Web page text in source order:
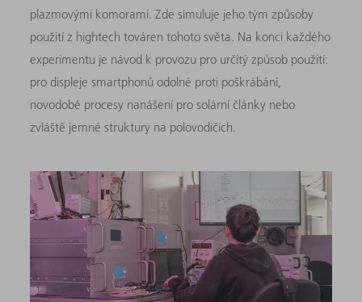
plazmovými komorami. Zde simuluje jeho tým způsoby
použití z hightech továren tohoto světa. Na konci každého
experimentu je návod k provozu pro určitý způsob použití:
pro displeje smartphonů odolné proti poškrábání,
novodobé procesy nanášení pro solární články nebo
zvláště jemné struktury na polovodičích.